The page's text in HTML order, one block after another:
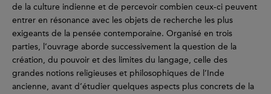
de la culture indienne et de percevoir combien ceux-ci peuvent
entrer en résonance avec les objets de recherche les plus
exigeants de la pensée contemporaine. Organisé en trois
parties, l’ouvrage aborde successivement la question de la
création, du pouvoir et des limites du langage, celle des
grandes notions religieuses et philosophiques de l’Inde
ancienne, avant d’étudier quelques aspects plus concrets de la